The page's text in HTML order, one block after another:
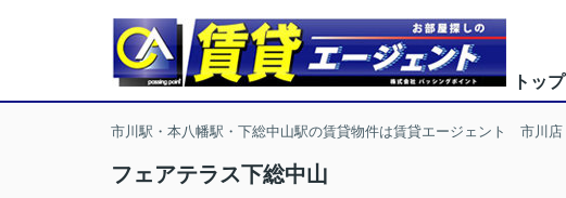
トップ
市川駅・本八幡駅・下総中山駅の賃貸物件は賃貸エージェント 市川店
フェアテラス下総中山